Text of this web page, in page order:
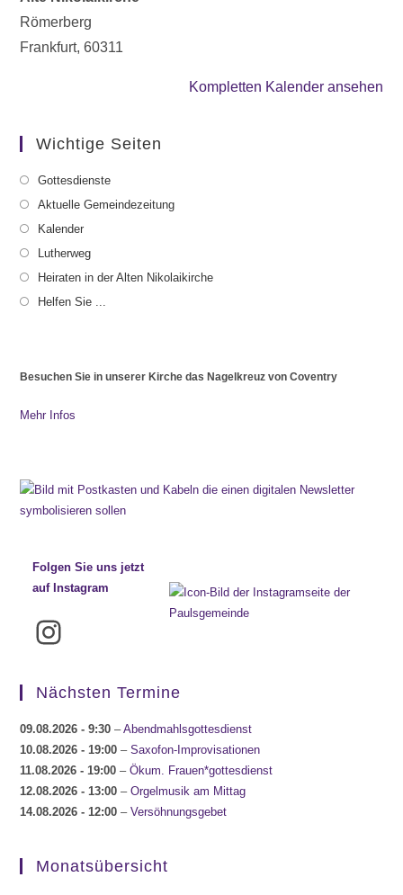
Römerberg
Frankfurt,60311
Kompletten Kalender ansehen
Wichtige Seiten
Gottesdienste
Aktuelle Gemeindezeitung
Kalender
Lutherweg
Heiraten in der Alten Nikolaikirche
Helfen Sie ...
Besuchen Sie in unserer Kirche das Nagelkreuz von Coventry
Mehr Infos
Folgen Sie uns jetzt
auf Instagram
Instagram
Nächsten Termine
09.08.2026 - 9:30 –Abendmahlsgottesdienst
10.08.2026 - 19:00 –Saxofon-Improvisationen
11.08.2026 - 19:00 –Ökum. Frauen*gottesdienst
12.08.2026 - 13:00 –Orgelmusik am Mittag
14.08.2026 - 12:00 –Versöhnungsgebet
Monatsübersicht